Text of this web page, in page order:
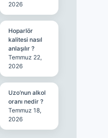
2026
Hoparlör
kalitesi nasıl
anlaşılır ?
Temmuz 22,
2026
Uzo’nun alkol
oranı nedir ?
Temmuz 18,
2026